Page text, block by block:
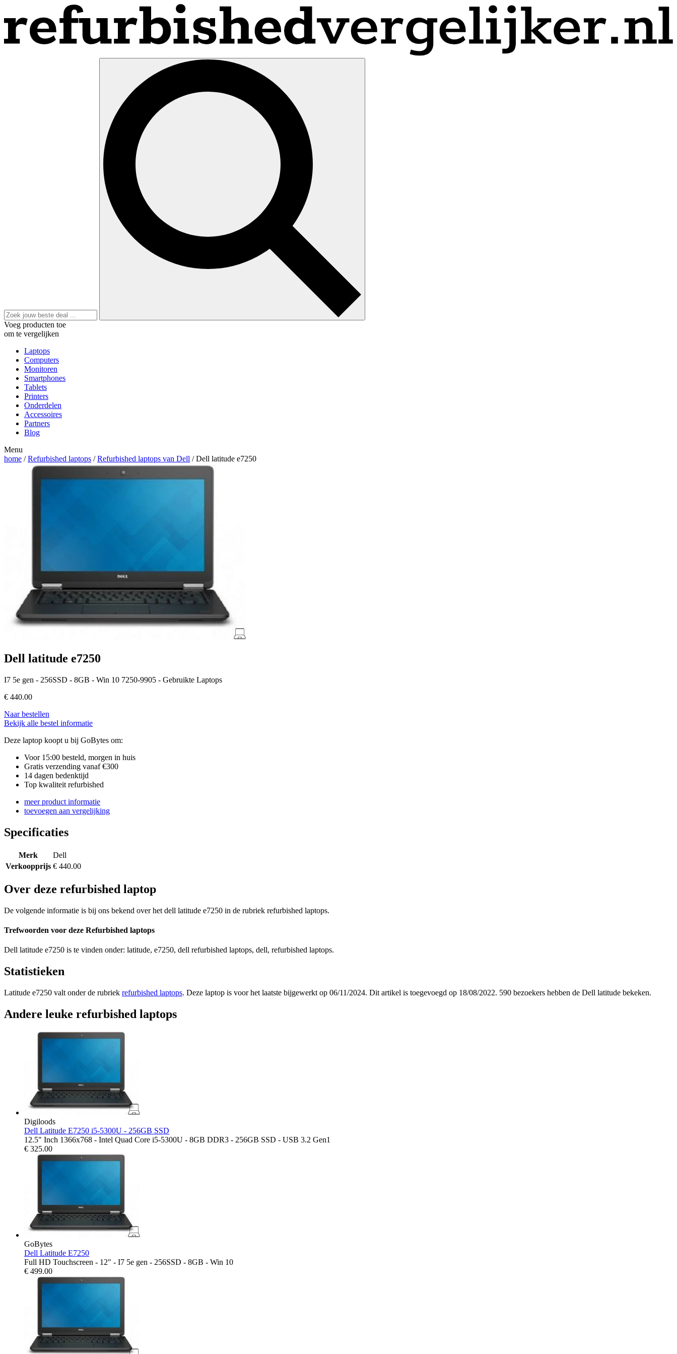
Voeg producten toe
om te vergelijken
Laptops
Computers
Monitoren
Smartphones
Tablets
Printers
Onderdelen
Accessoires
Partners
Blog
Menu
home /Refurbished laptops /Refurbished laptops van Dell / Dell latitude e7250
Dell latitude e7250
I7 5e gen - 256SSD - 8GB - Win 10 7250-9905 - Gebruikte Laptops
€ 440.00
Naar bestellen
Bekijk alle bestel informatie
Deze laptop koopt u bij GoBytes om:
Voor 15:00 besteld, morgen in huis
Gratis verzending vanaf €300
14 dagen bedenktijd
Top kwaliteit refurbished
meer product informatie
toevoegen aan vergelijking
Specificaties
Merk
Dell
Verkoopprijs € 440.00
Over deze refurbished laptop
De volgende informatie is bij ons bekend over het dell latitude e7250 in de rubriek refurbished laptops.
Trefwoorden voor deze Refurbished laptops
Dell latitude e7250 is te vinden onder: latitude, e7250, dell refurbished laptops, dell, refurbished laptops.
Statistieken
Latitude e7250 valt onder de rubriek refurbished laptops. Deze laptop is voor het laatste bijgewerkt op 06/11/2024. Dit artikel is toegevoegd op 18/08/2022. 590 bezoekers hebben de Dell latitude bekeken.
Andere leuke refurbished laptops
Digiloods
Dell Latitude E7250 i5-5300U - 256GB SSD
12.5" Inch 1366x768 - Intel Quad Core i5-5300U - 8GB DDR3 - 256GB SSD - USB 3.2 Gen1
€ 325.00
GoBytes
Dell Latitude E7250
Full HD Touchscreen - 12" - I7 5e gen - 256SSD - 8GB - Win 10
€ 499.00